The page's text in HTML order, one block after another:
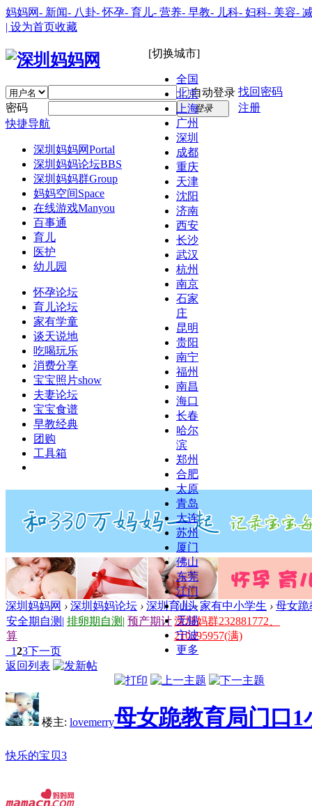
妈妈网- 新闻- 八卦- 怀孕- 育儿- 营养- 早教- 儿科- 妇科- 美容-
| 设为首页收藏
[切换城市]
全国
北京
上海
广州
深圳
成都
重庆
天津
沈阳
济南
西安
长沙
武汉
杭州
南京
石家
庄
昆明
贵阳
南宁
福州
南昌
海口
长春
哈尔
滨
郑州
合肥
太原
青岛
大连
苏州
厦门
佛山
东莞
江门
汕头
无锡
宁波
更多
自动登录 找回密码
密码
登录
注册
快捷导航
深圳妈妈网Portal
深圳妈妈论坛BBS
深圳妈妈群Group
妈妈空间Space
在线游戏Manyou
百事通
育儿
医护
幼儿园
怀孕论坛
育儿论坛
家有学童
谈天说地
吃喝玩乐
消费分享
宝宝照片show
夫妻论坛
宝宝食谱
早教经典
团购
工具箱
深圳妈妈网 › 深圳妈妈论坛 › 深圳育儿 › 家有中小学生 › 母女跪
安全期自测 | 排卵期自测 | 预产期计
算
深圳妈群232881772、
210295957(满)
123下一页
返回列表
楼主: lovemerry母女跪教育局门口
快乐的宝贝3